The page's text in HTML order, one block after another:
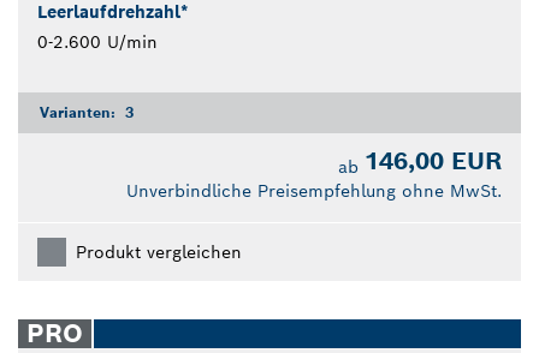
Leerlaufdrehzahl*
0-2.600 U/min
Varianten: 3
ab 146,00 EUR
Unverbindliche Preisempfehlung ohne MwSt.
Produkt vergleichen
PRO